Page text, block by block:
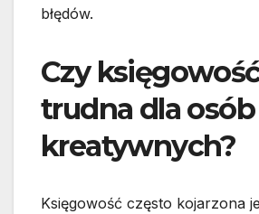
błędów.
Czy
trudna dla osób
kreatywnych?
Księgowość często kojarzona